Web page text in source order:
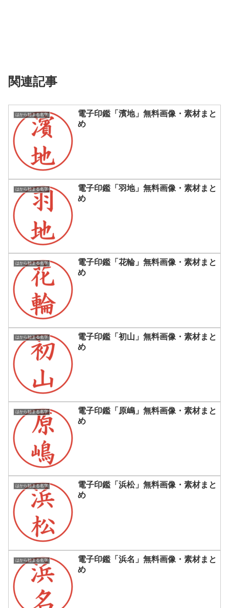
関連記事
はから始まる名字
電子印鑑「濱地」無料画像・素材まと
め
はから始まる名字
電子印鑑「羽地」無料画像・素材まと
め
はから始まる名字
電子印鑑「花輪」無料画像・素材まと
め
はから始まる名字
電子印鑑「初山」無料画像・素材まと
め
はから始まる名字
電子印鑑「原嶋」無料画像・素材まと
め
はから始まる名字
電子印鑑「浜松」無料画像・素材まと
め
はから始まる名字
電子印鑑「浜名」無料画像・素材まと
め